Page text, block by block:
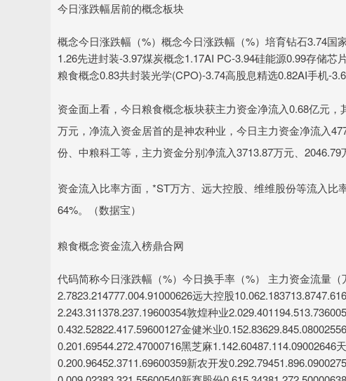
今日涨跌幅居前的概念板块
概念今日涨跌幅（%）概念今日涨跌幅（%）培育钻石3.74国
1.26先进封装-3.97煤炭概念1.17AI PC-3.94硅能源0.99存储
粮食概念0.83共封装光学(CPO)-3.74高股息精选0.82AI手机-
资金面上看，今日粮食概念板块获主力资金净流入0.68亿元
万元，净流入资金居首的是神农种业，今日主力资金净流入
份、中粮科工等，主力资金分别净流入3713.87万元、2046.79
资金流入比率方面，*ST万方、远大控股、维维股份等流入比
64%。（数据宝）
粮食概念资金流入榜鼎合网
代码简称今日涨跌幅（%）今日换手率（%） 主力资金流量
2.7823.214777.004.91000626远大控股
2.243.311378.237.19600354敦煌种业
0.432.52822.417.59600127金健米业
0.201.69544.272.47000716黑芝麻1.142.60487.114.09002646
0.200.96452.3711.69600359新农开发